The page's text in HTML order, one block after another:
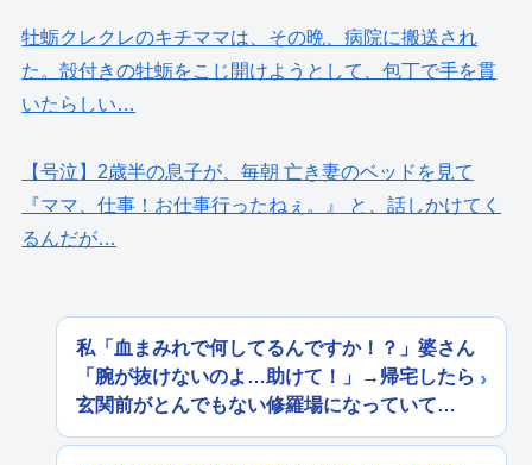
牡蛎クレクレのキチママは、その晩、病院に搬送され
た。殻付きの牡蛎をこじ開けようとして、包丁で手を貫
いたらしい…
【号泣】2歳半の息子が、毎朝 亡き妻のベッドを見て
『ママ、仕事！お仕事行ったねぇ。』 と、話しかけてく
るんだが…
私「血まみれで何してるんですか！？」婆さん
「腕が抜けないのよ…助けて！」→帰宅したら
玄関前がとんでもない修羅場になっていて…